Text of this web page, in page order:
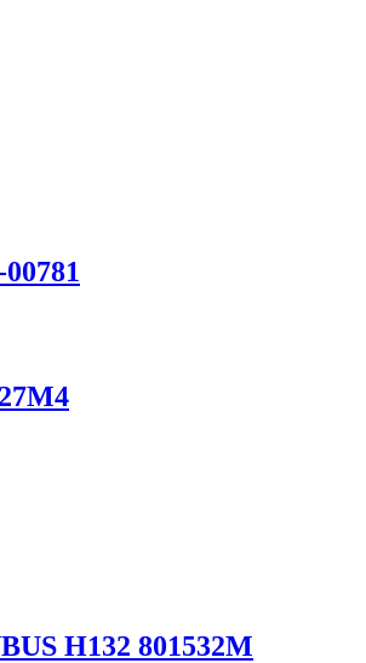
H132 801532M